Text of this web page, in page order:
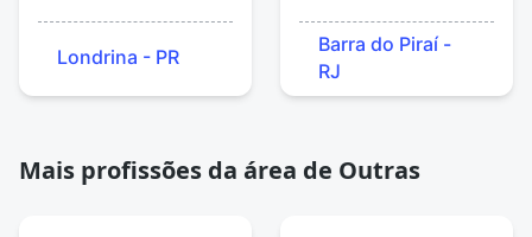
Londrina - PR
Barra do Piraí -
RJ
Mais profissões da área de Outras